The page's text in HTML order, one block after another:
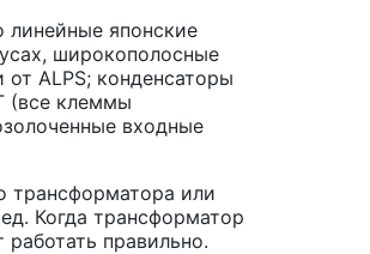
линейные японские
широкополосные
ALPS; конденсаторы
(все клеммы
входные
трансформатора или
Когда трансформатор
правильно.